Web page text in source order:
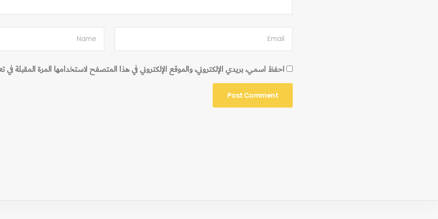
احفظ اسمي، بريدي الإلكتروني، والموقع الإلكتروني في هذا المتصفح لاستخدامها المرة المقبلة في